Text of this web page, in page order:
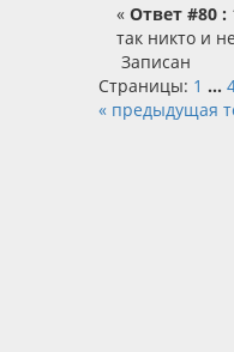
«Ответ #80 :
так никто и
Записан
Страницы: 1 ...
« предыдущая